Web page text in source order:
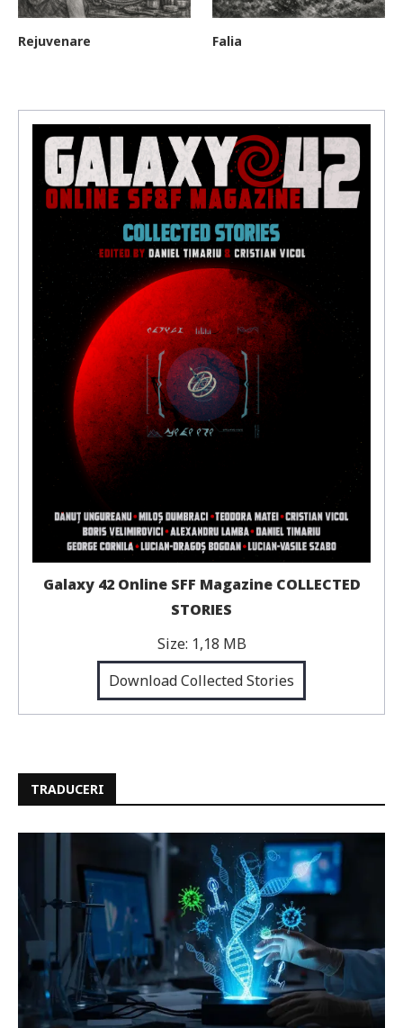
Rejuvenare Falia
Galaxy 42 Online SFF Magazine COLLECTED
STORIES
Size: 1,18 MB
Download Collected Stories
TRADUCERI